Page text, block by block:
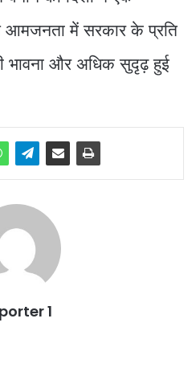
आमजनता में सरकार के प्रति
भावना और अधिक सुदृढ़ हुई
1